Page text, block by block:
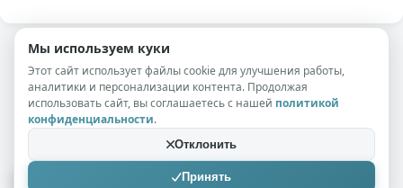
🤷
Мы используем куки
Этот сайт использует файлы cookie для улучшения работы,
аналитики и персонализации контента. Продолжая
использовать сайт, вы соглашаетесь с нашей политикой
конфиденциальности.
Отклонить
Принять